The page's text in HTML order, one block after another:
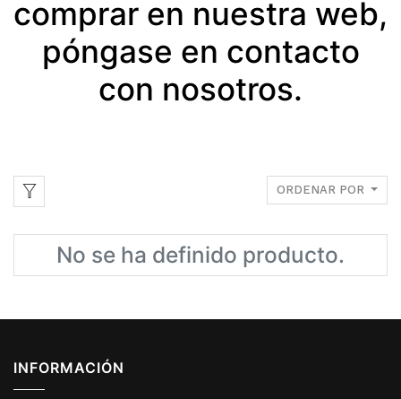
comprar en nuestra web,
póngase en contacto
con nosotros.
ORDENAR POR
No se ha definido producto.
INFORMACIÓN